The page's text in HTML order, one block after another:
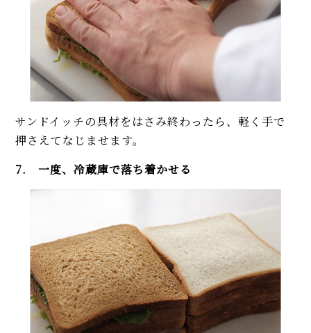
サンドイッチの具材をはさみ終わったら、軽く手で
押さえてなじませます。
7. 一度、冷蔵庫で落ち着かせる